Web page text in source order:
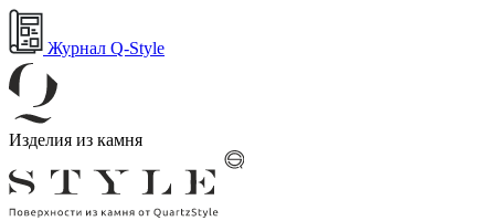
Журнал Q-Style
Изделия из камня